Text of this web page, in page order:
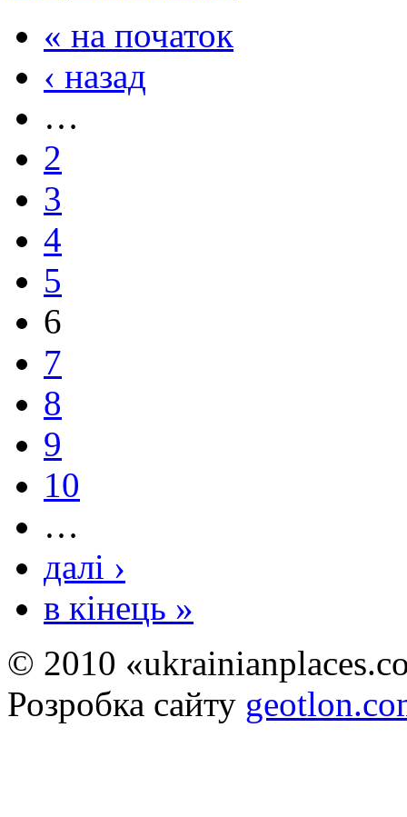
« на початок
‹ назад
…
2
3
4
5
6
7
8
9
10
…
далі ›
в кінець »
© 2010
Розробка сайту